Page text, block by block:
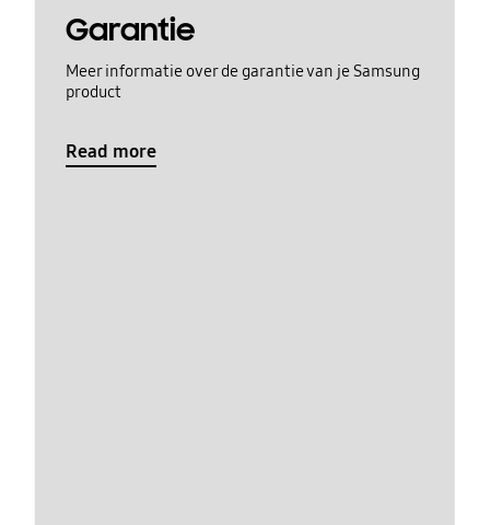
Garantie
Meer informatie over de garantie van je Samsung
product
Read more